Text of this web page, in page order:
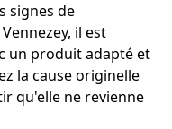
signes de
il est
un produit adapté et
la cause originelle
qu'elle ne revienne